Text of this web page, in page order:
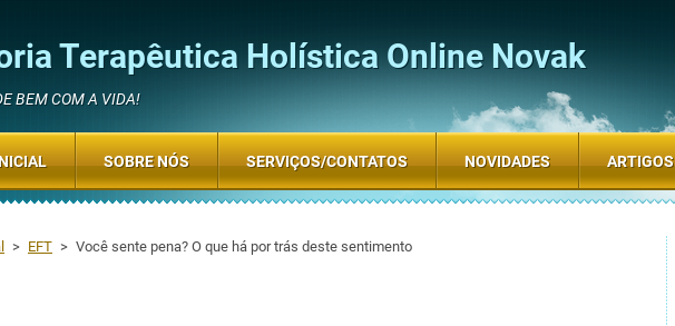
Terapêutica Holística Online Novak
BEM COM A VIDA!
> EFT > Você sente pena? O que há por trás deste sentimento
SOBRE NÓS SERVIÇOS/CONTATOS NOVIDADES ARTIGOS